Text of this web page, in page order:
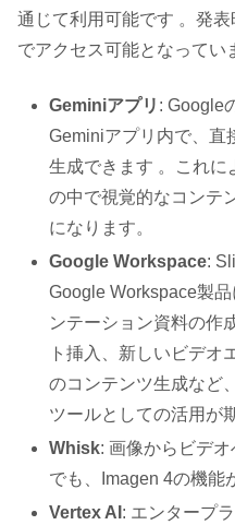
通じて利用可能です 。発
でアクセス可能となってい
Geminiアプリ : Google
Geminiアプリ内で、直
生成できます 。これに
の中で視覚的なコンテ
になります。
Google Workspace:
Google Workspace製
ンテーション資料の作
ト挿入、新しいビデオ
のコンテンツ生成など
ツールとしての活用が
Whisk: 画像からビデ
でも、Imagen 4の機能
Vertex AI : エンタープ